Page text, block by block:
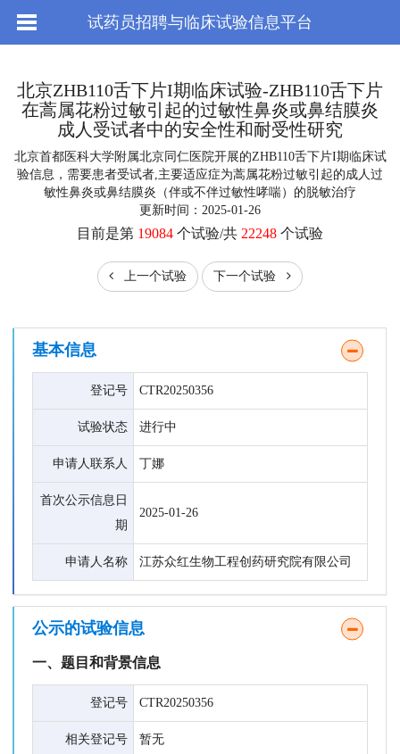
试药员招聘与临床试验信息平台
北京ZHB110舌下片I期临床试验-ZHB110舌下片
在蒿属花粉过敏引起的过敏性鼻炎或鼻结膜炎
成人受试者中的安全性和耐受性研究
北京首都医科大学附属北京同仁医院开展的ZHB110舌下片I期临床试
验信息，需要患者受试者,主要适应症为蒿属花粉过敏引起的成人过
敏性鼻炎或鼻结膜炎（伴或不伴过敏性哮喘）的脱敏治疗
更新时间：2025-01-26
目前是第 19084 个试验/共 22248 个试验
上一个试验 下一个试验
基本信息
登记号 CTR20250356
试验状态 进行中
申请人联系人 丁娜
首次公示信息日
期
2025-01-26
申请人名称 江苏众红生物工程创药研究院有限公司
公示的试验信息
一、题目和背景信息
登记号 CTR20250356
相关登记号 暂无